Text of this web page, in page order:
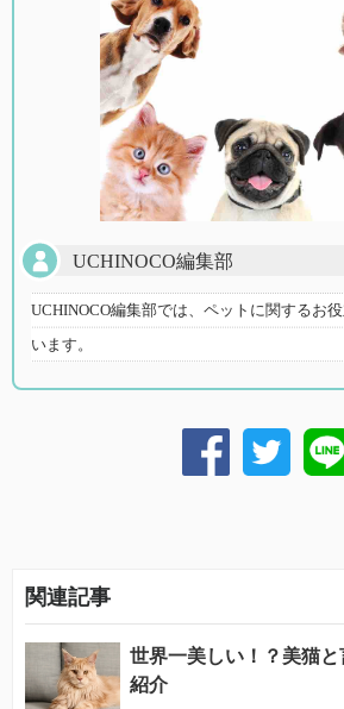
UCHINOCO編集部
UCHINOCO編集部では、ペットに関するお
います。
関連記事
世界一美しい！？美猫
紹介